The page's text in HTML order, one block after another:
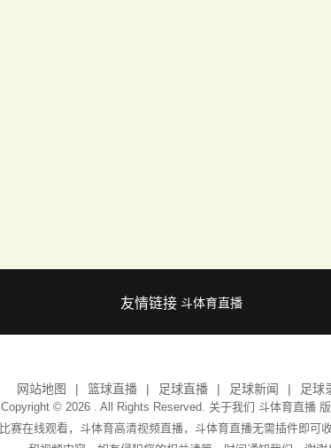
友情链接 斗体育直播
网站地图 篮球直播 足球直播 足球新闻 足球
Copyright © 2026 . All Rights Reserved. 关于我们 斗体育直播
赛在线观看，斗体育高清视频直播，斗体育直播无需插件即